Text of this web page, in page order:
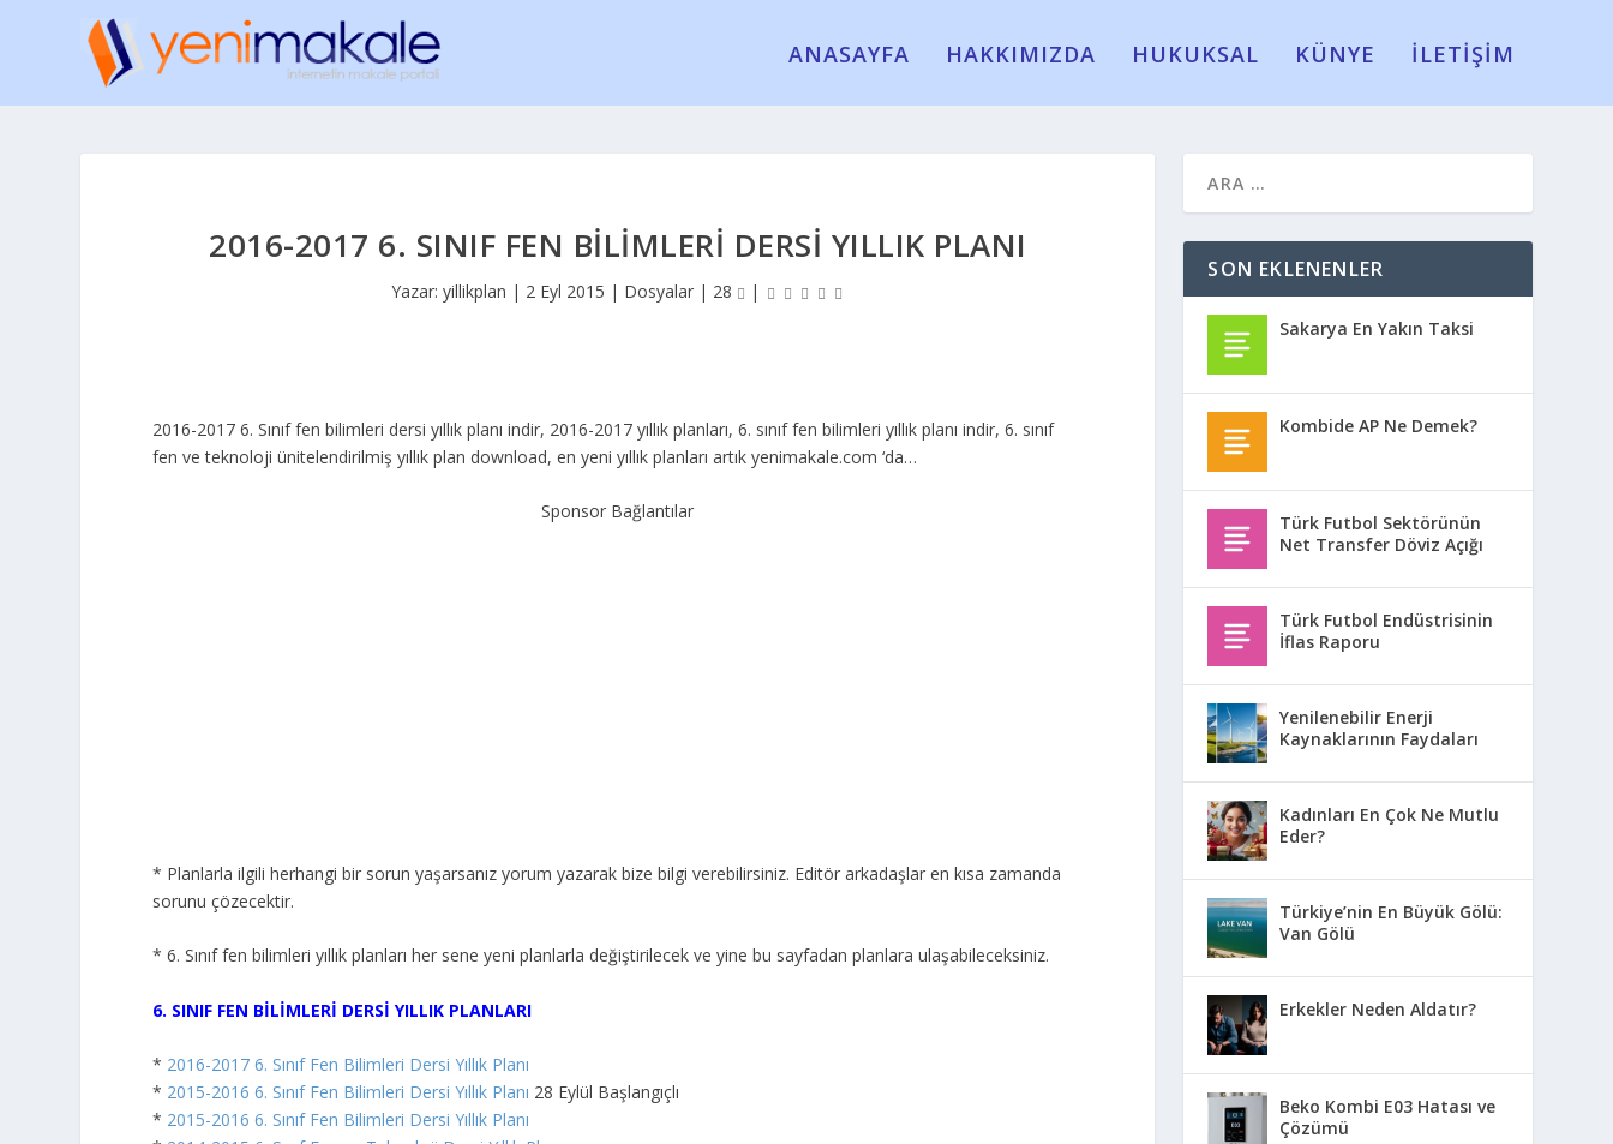
ANASAYFA HAKKIMIZDA HUKUKSAL KÜNYE İLETİŞİM
2016-2017 6. SINIF FEN BILIMLERI DERSI YILLIK PLANI
Yazar:yillikplan | 2 Eyl 2015 | Dosyalar | 28 |
2016-2017 6. Sınıf fen bilimleri dersi yıllık planı indir, 2016-2017 yıllık planları, 6. sınıf fen bilimleri yıllık planı indir, 6. sınıf
fen ve teknoloji ünitelendirilmiş yıllık plan download, en yeni yıllık planları artık yenimakale.com ‘da…
Sponsor Bağlantılar
* Planlarla ilgili herhangi bir sorun yaşarsanız yorum yazarak bize bilgi verebilirsiniz. Editör arkadaşlar en kısa zamanda
sorunu çözecektir.
* 6. Sınıf fen bilimleri yıllık planları her sene yeni planlarla değiştirilecek ve yine bu sayfadan planlara ulaşabileceksiniz.
6. SINIF FEN BİLİMLERİ DERSİ YILLIK PLANLARI
* 2016-2017 6. Sınıf Fen Bilimleri Dersi Yıllık Planı
* 2015-2016 6. Sınıf Fen Bilimleri Dersi Yıllık Planı 28 Eylül Başlangıçlı
* 2015-2016 6. Sınıf Fen Bilimleri Dersi Yıllık Planı
SON EKLENENLER
Sakarya En Yakın Taksi
Kombide AP Ne Demek?
Türk Futbol Sektörünün
Net Transfer Döviz Açığı
Türk Futbol Endüstrisinin
İflas Raporu
Yenilenebilir Enerji
Kaynaklarının Faydaları
Kadınları En Çok Ne Mutlu
Eder?
Türkiye’nin En Büyük Gölü:
Van Gölü
Erkekler Neden Aldatır?
Beko Kombi E03 Hatası ve
Çözümü